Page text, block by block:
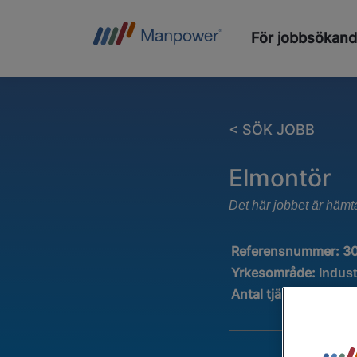
För
< SÖK JOBB
Elmontör
Det här jobbet är
Referensnummer:
Yrkesområde:
Antal tjänster:1